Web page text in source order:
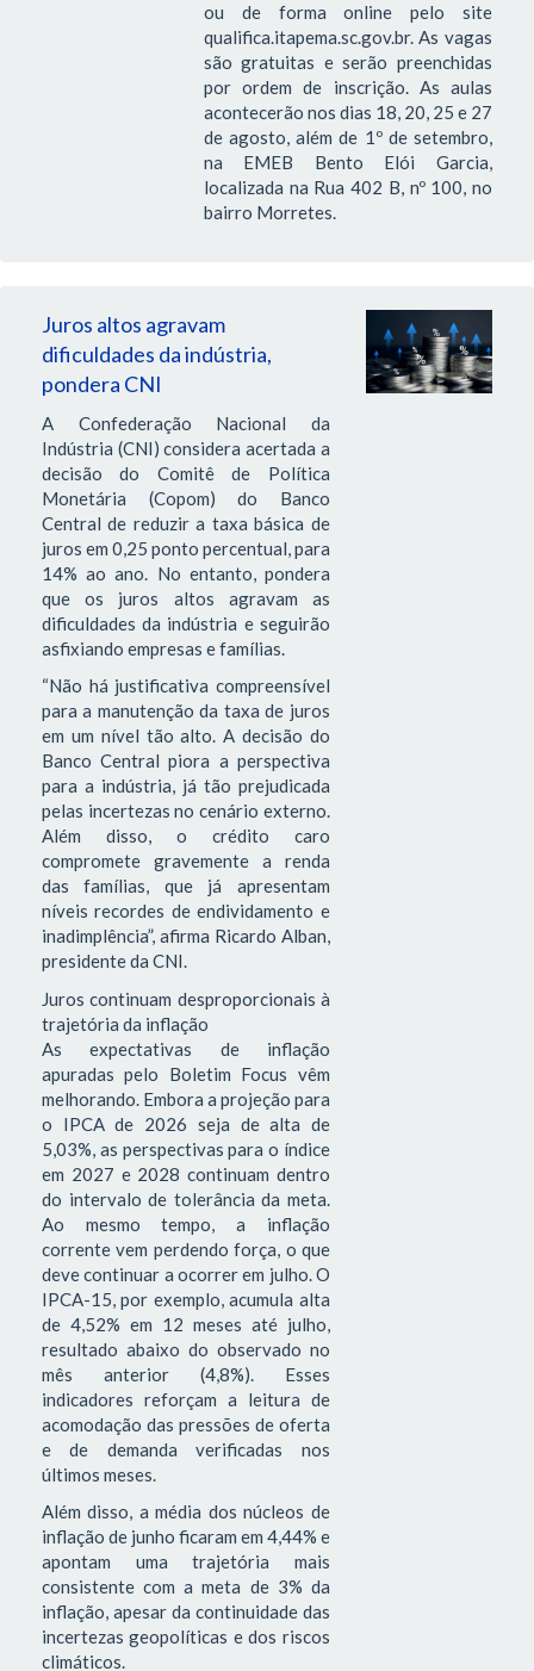
ou de forma online pelo site
qualifica.itapema.sc.gov.br. As vagas
são gratuitas e serão preenchidas
por ordem de inscrição. As aulas
acontecerão nos dias 18, 20, 25 e 27
de agosto, além de 1º de setembro,
na EMEB Bento Elói Garcia,
localizada na Rua 402 B, nº 100, no
bairro Morretes.
Juros altos agravam
dificuldades da indústria,
pondera CNI
A Confederação Nacional da
Indústria (CNI) considera acertada a
decisão do Comitê de Política
Monetária (Copom) do Banco
Central de reduzir a taxa básica de
juros em 0,25 ponto percentual, para
14% ao ano. No entanto, pondera
que os juros altos agravam as
dificuldades da indústria e seguirão
asfixiando empresas e famílias.
“Não há justificativa compreensível
para a manutenção da taxa de juros
em um nível tão alto. A decisão do
Banco Central piora a perspectiva
para a indústria, já tão prejudicada
pelas incertezas no cenário externo.
Além disso, o crédito caro
compromete gravemente a renda
das famílias, que já apresentam
níveis recordes de endividamento e
inadimplência”, afirma Ricardo Alban,
presidente da CNI.
Juros continuam desproporcionais à
trajetória da inflação
As expectativas de inflação
apuradas pelo Boletim Focus vêm
melhorando. Embora a projeção para
o IPCA de 2026 seja de alta de
5,03%, as perspectivas para o índice
em 2027 e 2028 continuam dentro
do intervalo de tolerância da meta.
Ao mesmo tempo, a inflação
corrente vem perdendo força, o que
deve continuar a ocorrer em julho. O
IPCA-15, por exemplo, acumula alta
de 4,52% em 12 meses até julho,
resultado abaixo do observado no
mês anterior (4,8%). Esses
indicadores reforçam a leitura de
acomodação das pressões de oferta
e de demanda verificadas nos
últimos meses.
Além disso, a média dos núcleos de
inflação de junho ficaram em 4,44% e
apontam uma trajetória mais
consistente com a meta de 3% da
inflação, apesar da continuidade das
incertezas geopolíticas e dos riscos
climáticos.